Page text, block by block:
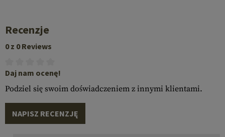
Recenzje
0 z 0 Reviews
Daj nam ocenę!
Podziel się swoim doświadczeniem z innymi klientami.
NAPISZ RECENZJĘ